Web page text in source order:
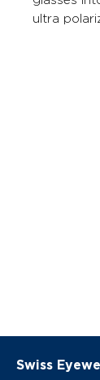
ultra
Swiss